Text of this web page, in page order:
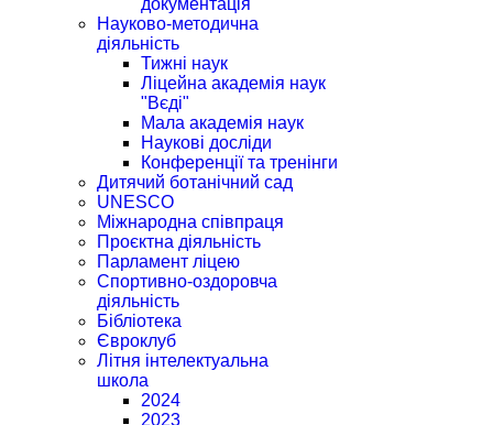
документація
Науково-методична
діяльність
Тижні наук
Ліцейна академія наук
"Вєді"
Мала академія наук
Наукові досліди
Конференції та тренінги
Дитячий ботанічний сад
UNESCO
Міжнародна співпраця
Проєктна діяльність
Парламент ліцею
Спортивно-оздоровча
діяльність
Бібліотека
Євроклуб
Літня інтелектуальна
школа
2024
2023